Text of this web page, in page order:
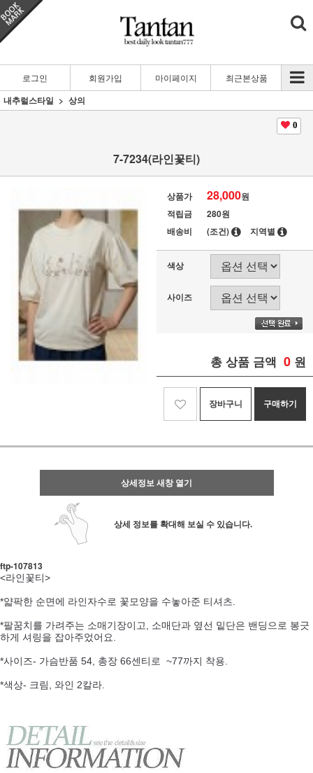
로그인 회원가입 마이페이지 최근본상품
내추럴스타일 상의
0
7-7234(라인꽃티)
상품가 28,000원
적립금
280원
배송비
(조건) 지역별
색상
사이즈
총 상품 금액 0 원
장바구니 구매하기
상세정보 새창 열기
상세 정보를 확대해 보실 수 있습니다.
ftp-107813
<라인꽃티>
*얇팍한 순면에 라인자수로 꽃모양을 수놓아준 티셔츠.
*팔꿈치를 가려주는 소매기장이고, 소매단과 옆선 밑단은 밴딩으로 봉긋
하게 셔링을 잡아주었어요.
*사이즈- 가슴반품 54, 총장 66센티로 ~77까지 착용.
*색상- 크림, 와인 2칼라.